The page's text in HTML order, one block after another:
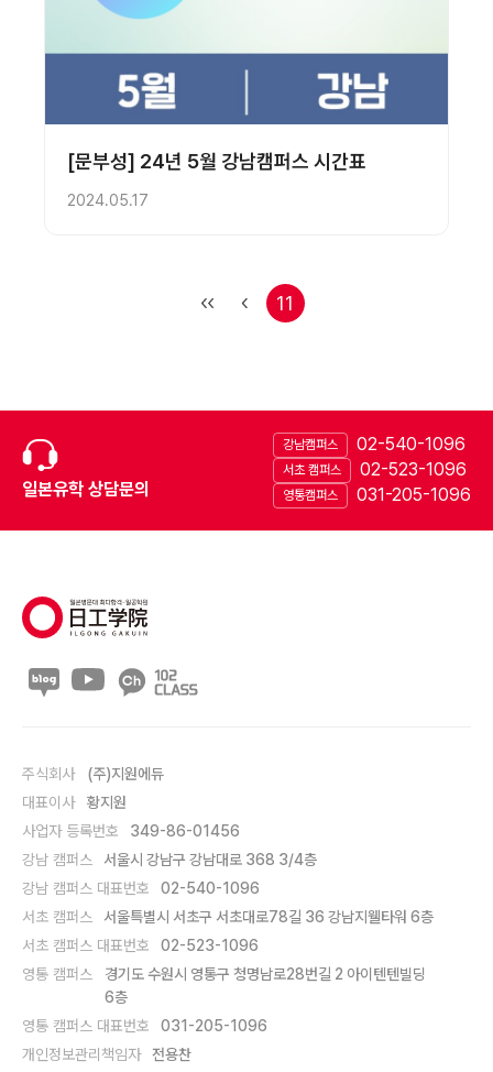
[문부성] 24년 5월 강남캠퍼스 시간표
2024.05.17
11
일본유학 상담문의
강남캠퍼스 02-540-1096
서초 캠퍼스 02-523-1096
영통캠퍼스 031-205-1096
주식회사
(주)지원에듀
대표이사
황지원
사업자 등록번호
349-86-01456
강남 캠퍼스
서울시 강남구 강남대로 368 3/4층
강남 캠퍼스 대표번호
02-540-1096
서초 캠퍼스
서울특별시 서초구 서초대로78길 36 강남지웰타워 6층
서초 캠퍼스 대표번호
02-523-1096
영통 캠퍼스
경기도 수원시 영통구 청명남로28번길 2 아이텐텐빌딩
6층
영통 캠퍼스 대표번호
031-205-1096
개인정보관리책임자
전용찬